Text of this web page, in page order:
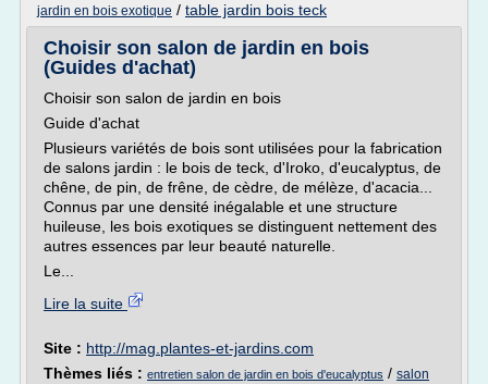
jardin en bois exotique / table jardin bois teck
Choisir son salon de jardin en bois
(Guides d'achat)
Choisir son salon de jardin en bois
Guide d'achat
Plusieurs variétés de bois sont utilisées pour la fabrication
de salons jardin : le bois de teck, d'Iroko, d'eucalyptus, de
chêne, de pin, de frêne, de cèdre, de mélèze, d'acacia...
Connus par une densité inégalable et une structure
huileuse, les bois exotiques se distinguent nettement des
autres essences par leur beauté naturelle.
Le...
Lire la suite
Site : http://mag.plantes-et-jardins.com
Thèmes liés : entretien salon de jardin en bois d'eucalyptus / salon